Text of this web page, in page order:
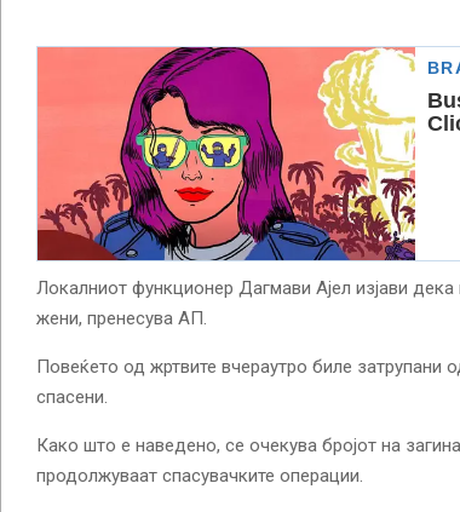
Локалниот функционер Дагмави Ајел изјави
жени, пренесува АП.
Повеќето од жртвите вчераутро биле затрупани
спасени.
Како што е наведено, се очекува бројот на
продолжуваат спасувачките операции.